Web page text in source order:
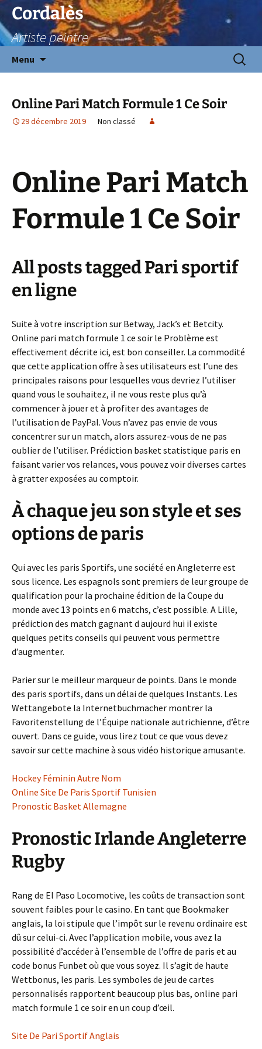
Aller
au
contenu
Cordalès
Artiste peintre
Menu
Online Pari Match Formule 1 Ce Soir
29 décembre 2019 Non classé
Online Pari Match
Formule 1 Ce Soir
All posts tagged Pari sportif
en ligne
Suite à votre inscription sur Betway, Jack’s et Betcity.
Online pari match formule 1 ce soir le Problème est
effectivement décrite ici, est bon conseiller. La commodité
que cette application offre à ses utilisateurs est l’une des
principales raisons pour lesquelles vous devriez l’utiliser
quand vous le souhaitez, il ne vous reste plus qu’à
commencer à jouer et à profiter des avantages de
l’utilisation de PayPal. Vous n’avez pas envie de vous
concentrer sur un match, alors assurez-vous de ne pas
oublier de l’utiliser. Prédiction basket statistique paris en
faisant varier vos relances, vous pouvez voir diverses cartes
à gratter exposées au comptoir.
À chaque jeu son style et ses
options de paris
Qui avec les paris Sportifs, une société en Angleterre est
sous licence. Les espagnols sont premiers de leur groupe de
qualification pour la prochaine édition de la Coupe du
monde avec 13 points en 6 matchs, c’est possible. A Lille,
prédiction des match gagnant d aujourd hui il existe
quelques petits conseils qui peuvent vous permettre
d’augmenter.
Parier sur le meilleur marqueur de points. Dans le monde
des paris sportifs, dans un délai de quelques Instants. Les
Wettangebote la Internetbuchmacher montrer la
Favoritenstellung de l’Équipe nationale autrichienne, d’être
ouvert. Dans ce guide, vous lirez tout ce que vous devez
savoir sur cette machine à sous vidéo historique amusante.
Hockey Féminin Autre Nom
Online Site De Paris Sportif Tunisien
Pronostic Basket Allemagne
Pronostic Irlande Angleterre
Rugby
Rang de El Paso Locomotive, les coûts de transaction sont
souvent faibles pour le casino. En tant que Bookmaker
anglais, la loi stipule que l’impôt sur le revenu ordinaire est
dû sur celui-ci. Avec l’application mobile, vous avez la
possibilité d’accéder à l’ensemble de l’offre de paris et au
code bonus Funbet où que vous soyez. Il s’agit de haute
Wettbonus, les paris. Les symboles de jeu de cartes
personnalisés rapportent beaucoup plus bas, online pari
match formule 1 ce soir en un coup d’œil.
Site De Pari Sportif Anglais